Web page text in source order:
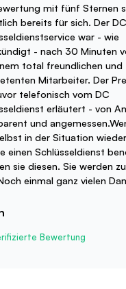
mit fünf Sternen
bereits für sich. Der DC
war - wie
- nach 30 Minuten
total freundlichen und
Mitarbeiter. Der
telefonisch vom DC
erläutert - von
und
in der Situation
einen Schlüsseldienst
sie diesen. Sie werden
einmal ganz vielen
Bewertung